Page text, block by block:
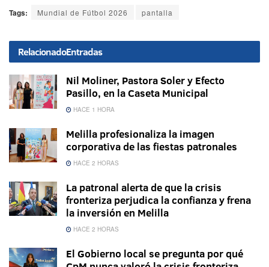
Tags: Mundial de Fútbol 2026 pantalla
RelacionadoEntradas
Nil Moliner, Pastora Soler y Efecto
Pasillo, en la Caseta Municipal
HACE 1 HORA
Melilla profesionaliza la imagen
corporativa de las fiestas patronales
HACE 2 HORAS
La patronal alerta de que la crisis
fronteriza perjudica la confianza y frena
la inversión en Melilla
HACE 2 HORAS
El Gobierno local se pregunta por qué